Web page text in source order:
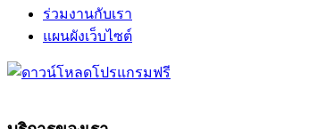
ร่วมงานกับเรา
แผนผังเว็บไซต์